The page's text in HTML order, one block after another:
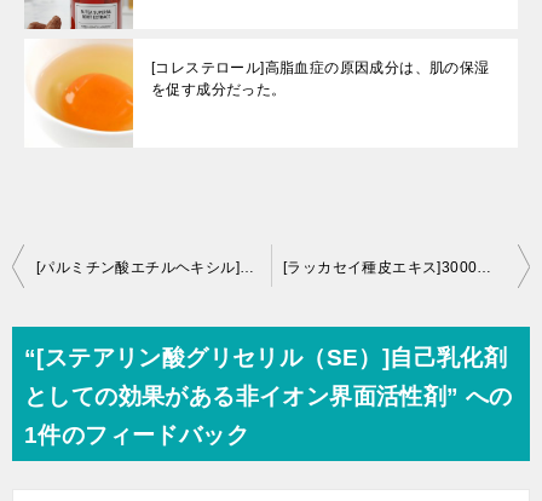
[コレステロール]高脂血症の原因成分は、肌の保湿
を促す成分だった。
投
ー
[パルミチン酸エチルヘキシル]とは？心地よい使用感の秘密を徹底解析【美容専門家が徹底解析】 [ラッカセイ種皮エキス]3000年前から南米で栽培されていた種皮は皮膚コンディショニング成分
“[ステアリン酸グリセリル（SE）]自己乳化剤
としての効果がある非イオン界面活性剤” への
1件のフィードバック